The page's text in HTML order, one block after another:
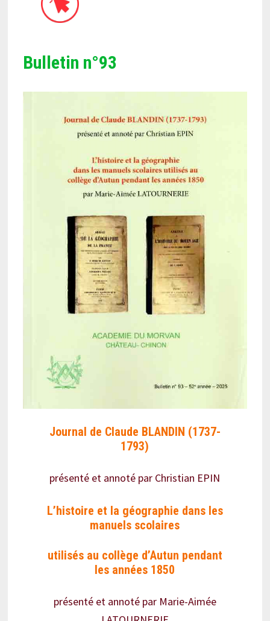
Bulletin n°93
Journal de Claude BLANDIN (1737-
1793)
présenté et annoté par Christian EPIN
L’histoire et la géographie dans les
manuels scolaires
utilisés au collège d’Autun pendant
les années 1850
présenté et annoté par Marie-Aimée